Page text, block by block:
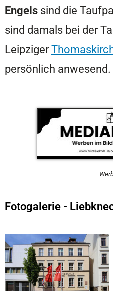
Engels sind die
sind damals bei der
Leipziger
persönlich anwesend.
Fotogalerie -